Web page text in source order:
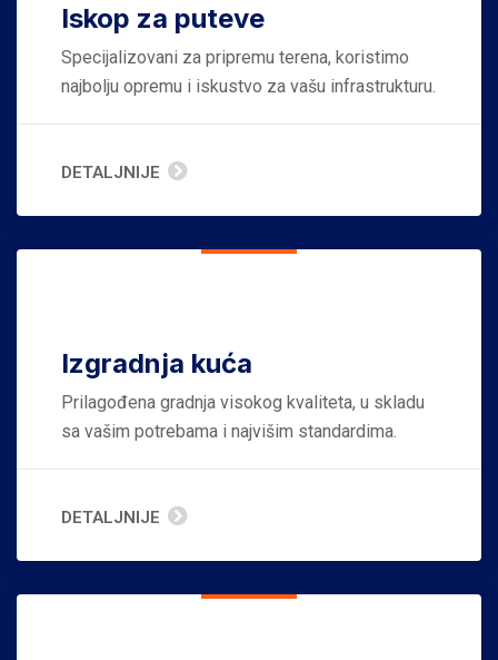
Iskop za puteve
Specijalizovani za pripremu terena, koristimo
najbolju opremu i iskustvo za vašu infrastrukturu.
DETALJNIJE
Izgradnja kuća
Prilagođena gradnja visokog kvaliteta, u skladu
sa vašim potrebama i najvišim standardima.
DETALJNIJE